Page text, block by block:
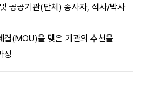
공공기관(단체) 종사자, 석사/박사
결(MOU)을 맺은 기관의 추천을
정